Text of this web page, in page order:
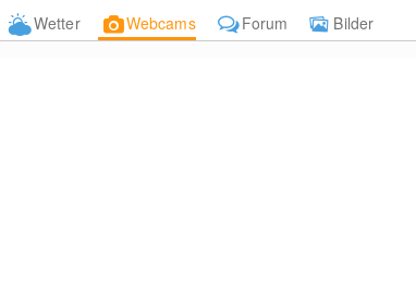
Wetter Webcams Forum
Bilder